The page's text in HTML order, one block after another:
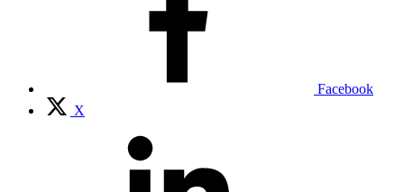
Facebook
X